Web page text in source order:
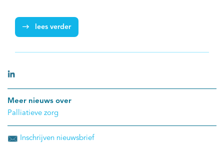
maken.
lees verder
Meer nieuws over
Palliatieve zorg
Inschrijven nieuwsbrief